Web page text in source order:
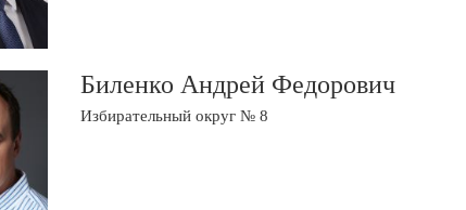
Биленко Андрей Федорович
Избирательный округ № 8